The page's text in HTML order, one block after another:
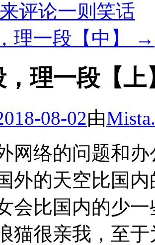
评论一则笑话
理一段【中】
→
，理一段【上
08-02由
网络的问题和
外的天空比国
会比国内的少
猫很亲我，至